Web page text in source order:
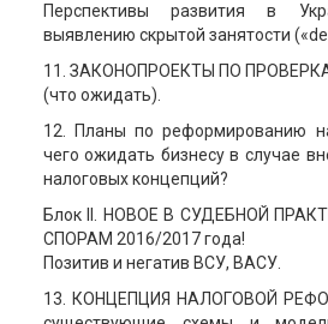
Перспективы развития в
выявлению скрытой занятости
11. ЗАКОНОПРОЕКТЫ ПО
(что ожидать).
12. Планы по реформированию
чего ожидать бизнесу в случае
налоговых концепций?
Блок ІІ. НОВОЕ В СУДЕБНОЙ
СПОРАМ 2016/2017 года!
Позитив и негатив ВСУ, ВАСУ.
13. КОНЦЕПЦИЯ НАЛОГОВОЙ